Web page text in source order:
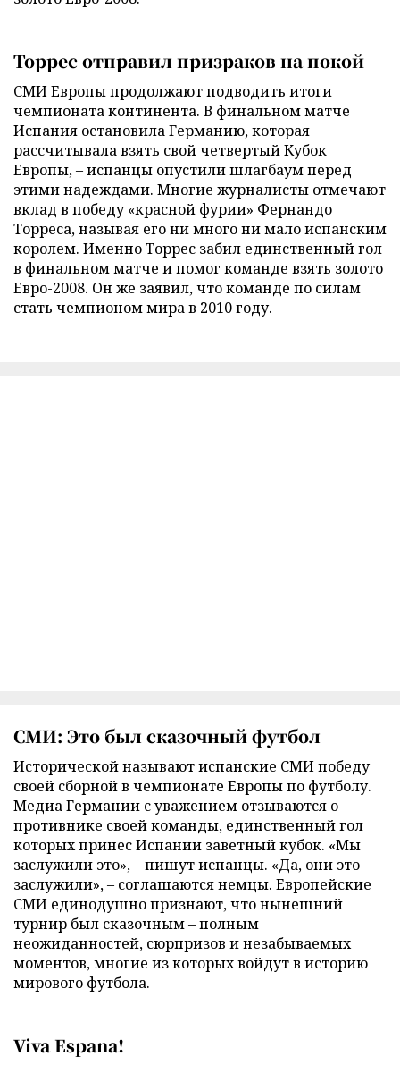
Торрес отправил призраков на покой
СМИ Европы продолжают подводить итоги
чемпионата континента. В финальном матче
Испания остановила Германию, которая
рассчитывала взять свой четвертый Кубок
Европы, – испанцы опустили шлагбаум перед
этими надеждами. Многие журналисты отмечают
вклад в победу «красной фурии» Фернандо
Торреса, называя его ни много ни мало испанским
королем. Именно Торрес забил единственный гол
в финальном матче и помог команде взять золото
Евро-2008. Он же заявил, что команде по силам
стать чемпионом мира в 2010 году.
СМИ: Это был сказочный футбол
Исторической называют испанские СМИ победу
своей сборной в чемпионате Европы по футболу.
Медиа Германии с уважением отзываются о
противнике своей команды, единственный гол
которых принес Испании заветный кубок. «Мы
заслужили это», – пишут испанцы. «Да, они это
заслужили», – соглашаются немцы. Европейские
СМИ единодушно признают, что нынешний
турнир был сказочным – полным
неожиданностей, сюрпризов и незабываемых
моментов, многие из которых войдут в историю
мирового футбола.
Viva Espana!